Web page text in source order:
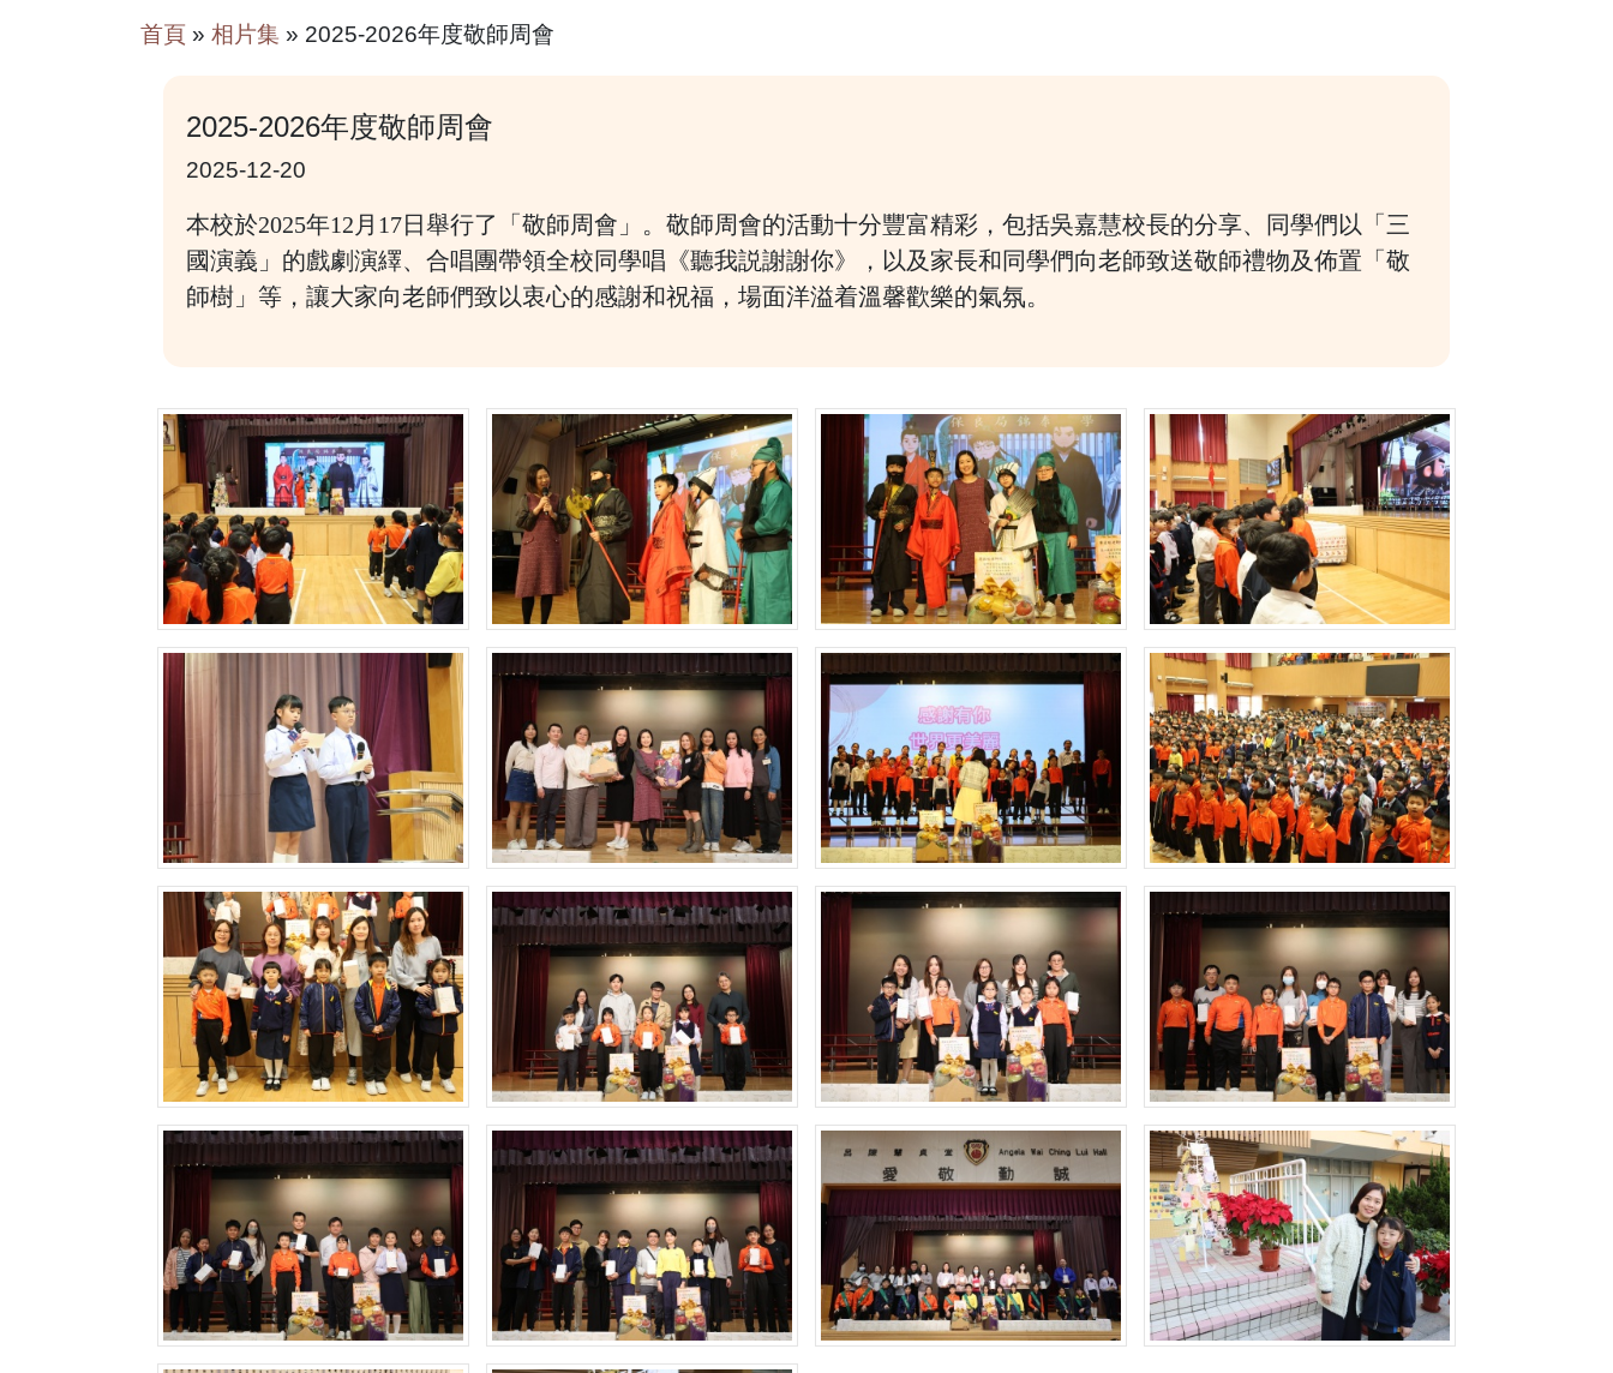
首頁 » 相片集 » 2025-2026年度敬師周會
2025-2026年度敬師周會
2025-12-20
本校於2025年12月17日舉行了「敬師周會」。敬師周會的活動十分豐富精彩，包括吳嘉慧校長的分享、同學們以「三
國演義」的戲劇演繹、合唱團帶領全校同學唱《聽我説謝謝你》，以及家長和同學們向老師致送敬師禮物及佈置「敬
師樹」等，讓大家向老師們致以衷心的感謝和祝福，場面洋溢着溫馨歡樂的氣氛。